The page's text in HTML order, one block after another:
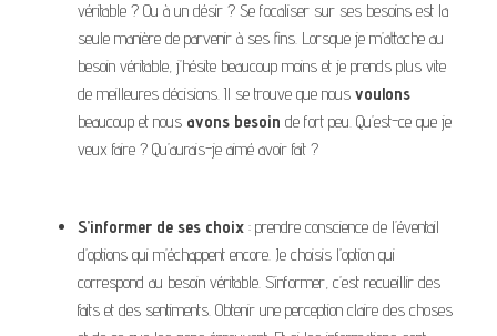
véritable ? Ou à un désir ? Se focaliser sur ses besoins est la
seule manière de parvenir à ses fins. Lorsque je m’attache au
besoin véritable, j’hésite beaucoup moins et je prends plus vite
de meilleures décisions. Il se trouve que nous voulons
beaucoup et nous avons besoin de fort peu. Qu’est-ce que je
veux faire ? Qu’aurais-je aimé avoir fait ?
S’informer de ses choix : prendre conscience de l’éventail
d’options qui m’échappent encore. Je choisis l’option qui
correspond au besoin véritable. S’informer, c’est recueillir des
faits et des sentiments. Obtenir une perception claire des choses